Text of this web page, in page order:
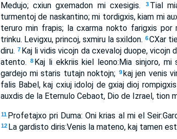
Medujo; cxiun gxemadon mi cxesigis.
3 Tial
turmentoj de naskantino; mi tordigxis, kiam mi
teruro min frapis; la cxarma nokto farigxis por
trinku. Levigxu, princoj, sxmiru la sxildon. 6 CXar
diru. 7 Kaj li vidis vicojn da cxevaloj duope, vicojn
atento.
8 Kaj li ekkriis kiel leono:Mia sinjoro,
gardejo mi staris tutajn noktojn; 9kaj jen venis
falis Babel, kaj cxiuj idoloj de gxiaj dioj
auxdis de la Eternulo Cebaot, Dio de Izrael, tion
11 Profetajxo pri Duma: Oni krias al mi el
12 La gardisto diris:Venis la mateno, kaj tamen